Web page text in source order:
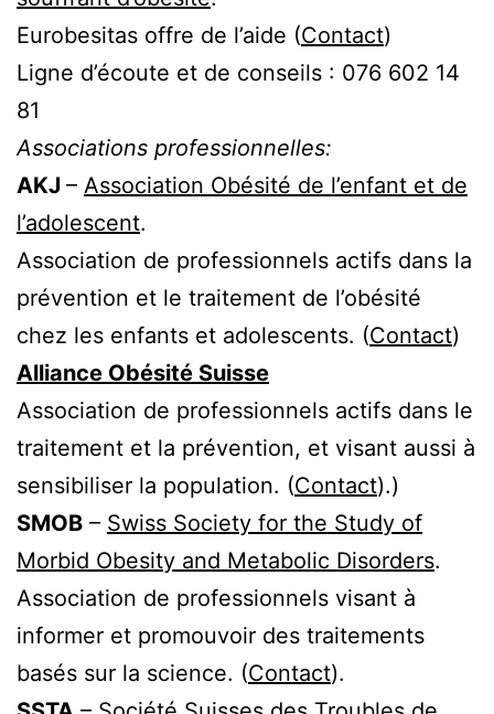
Eurobesitas offre de l’aide (Contact)
Ligne d’écoute et de conseils : 076 602 14
81
Associations professionnelles:
AKJ – Association Obésité de l’enfant et de
l’adolescent.
Association de professionnels actifs dans la
prévention et le traitement de l’obésité
chez les enfants et adolescents. (Contact)
Alliance Obésité Suisse
Association de professionnels actifs dans le
traitement et la prévention, et visant aussi à
sensibiliser la population. (Contact).)
SMOB – Swiss Society for the Study of
Morbid Obesity and Metabolic Disorders.
Association de professionnels visant à
informer et promouvoir des traitements
basés sur la science. (Contact).